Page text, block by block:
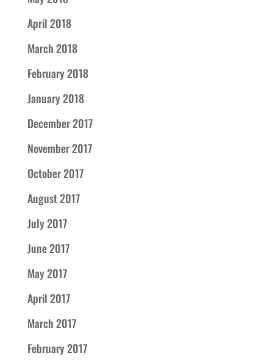
April 2018
March 2018
February 2018
January 2018
December 2017
November 2017
October 2017
August 2017
July 2017
June 2017
May 2017
April 2017
March 2017
February 2017